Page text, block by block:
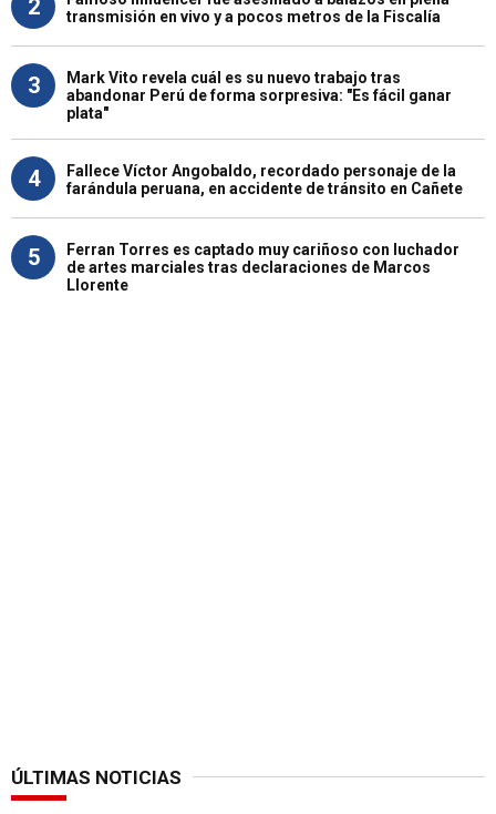
2
transmisión en vivo y a pocos metros de la Fiscalía
3
Mark Vito revela cuál es su nuevo trabajo tras
abandonar Perú de forma sorpresiva: "Es fácil ganar
plata"
4
Fallece Víctor Angobaldo, recordado personaje de la
farándula peruana, en accidente de tránsito en Cañete
5
Ferran Torres es captado muy cariñoso con luchador
de artes marciales tras declaraciones de Marcos
Llorente
ÚLTIMAS NOTICIAS